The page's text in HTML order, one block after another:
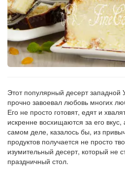
Этот популярный десерт западной
прочно завоевал любовь многих
Его не просто готовят, едят и
искренне восхищаются за его
самом деле, казалось бы, из
продуктов получается не просто
изумительный десерт, который не
праздничный стол.